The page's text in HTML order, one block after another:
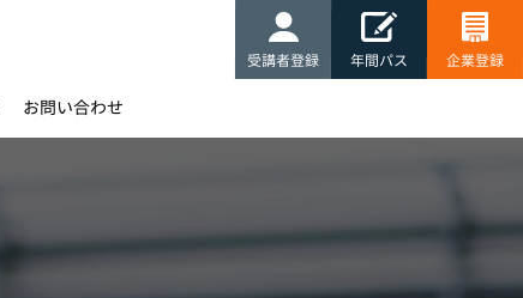
お問い合わせ
受講者登録 年間パス 企業登録